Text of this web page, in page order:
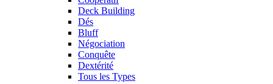
Deck Building
Dés
Bluff
Négociation
Conquête
Dextérité
Tous les Types